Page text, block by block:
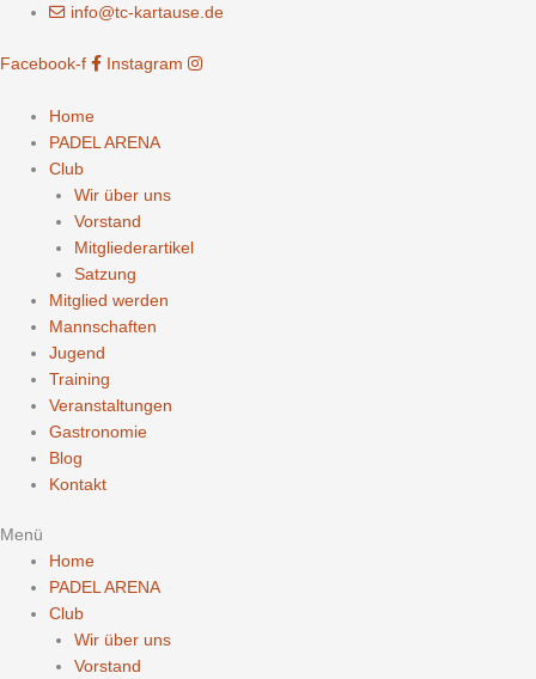
Zum
springen
info@tc-kartause.de
Facebook-f Instagram
Home
PADEL ARENA
Club
Wir über uns
Vorstand
Mitgliederartikel
Satzung
Mitglied werden
Mannschaften
Jugend
Training
Veranstaltungen
Gastronomie
Blog
Kontakt
Menü
Home
PADEL ARENA
Club
Wir über uns
Vorstand